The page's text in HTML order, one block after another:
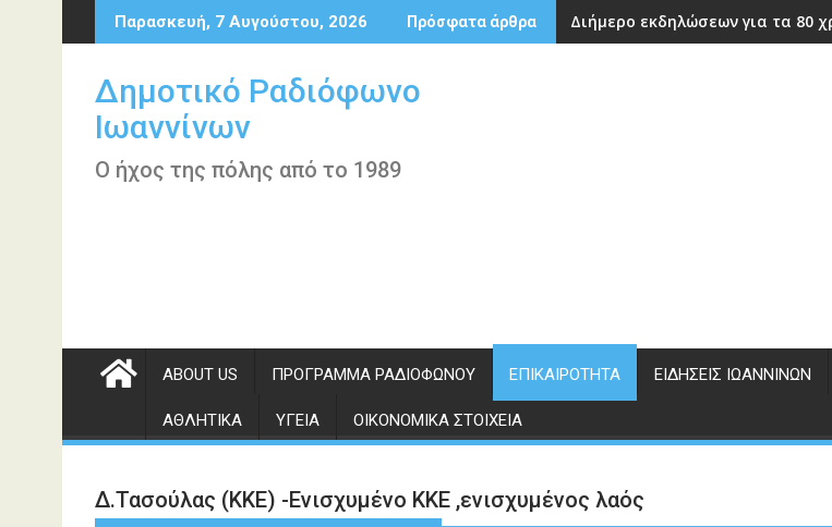
Περάστε
στο
Παρασκευή, 7 Αυγούστου, 2026 Πρόσφατα άρθρα Διήμερο εκδηλώσεων για τα 80
Δημοτικό Ραδιόφωνο
Ιωαννίνων
Ο ήχος της πόλης από το 1989
ABOUT US ΠΡΌΓΡΑΜΜΑ ΡΑΔΙΟΦΏΝΟΥ ΕΠΙΚΑΙΡΌΤΗΤΑ ΕΙΔΉΣΕΙΣ ΙΩΑΝΝΊΝΩΝ
ΑΘΛΗΤΙΚΆ ΥΓΕΊΑ ΟΙΚΟΝΟΜΙΚΆ ΣΤΟΙΧΕΊΑ
Δ.Τασούλας (ΚΚΕ) -Ενισχυμένο ΚΚΕ ,ενισχυμένος λαός